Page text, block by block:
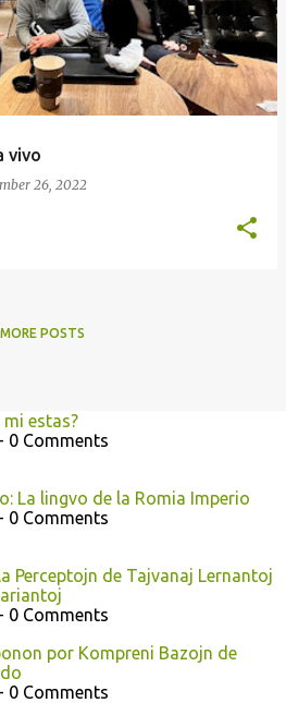
vivo
26, 2022
MORE POSTS
estas?
0 Comments
La lingvo de la Romia Imperio
0 Comments
Perceptojn de Tajvanaj Lernantoj
0 Comments
por Kompreni Bazojn de
0 Comments